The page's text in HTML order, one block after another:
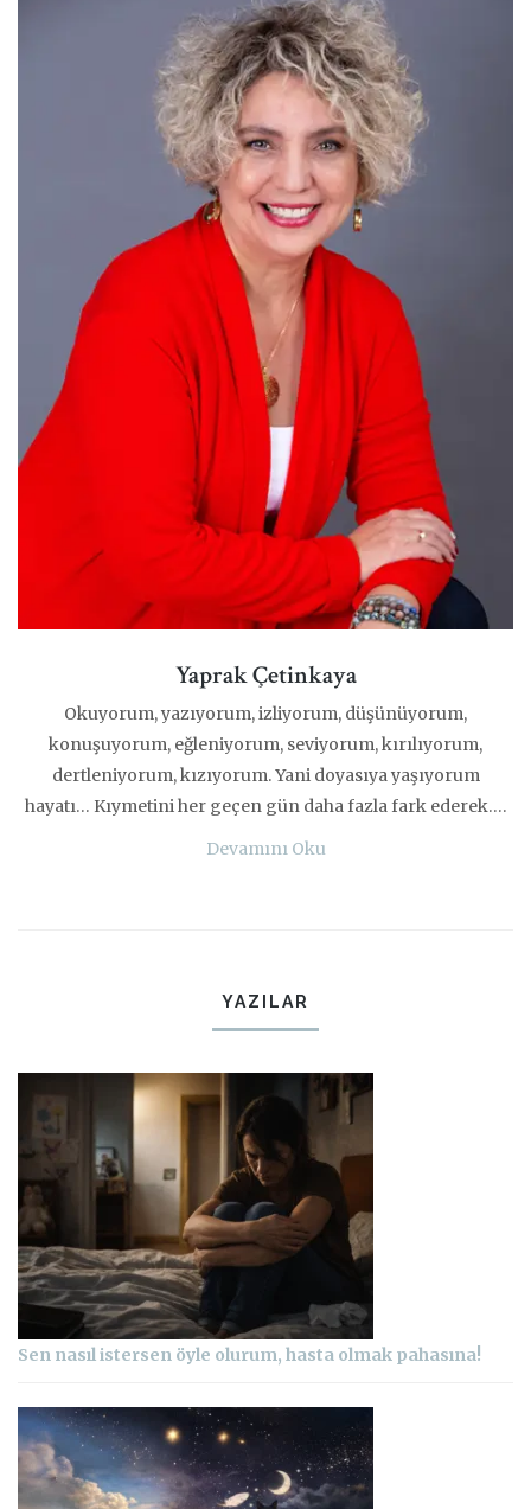
Yaprak Çetinkaya
Okuyorum, yazıyorum, izliyorum, düşünüyorum,
konuşuyorum, eğleniyorum, seviyorum, kırılıyorum,
dertleniyorum, kızıyorum. Yani doyasıya yaşıyorum
hayatı… Kıymetini her geçen gün daha fazla fark ederek….
Devamını Oku
YAZILAR
Sen nasıl istersen öyle olurum, hasta olmak pahasına!